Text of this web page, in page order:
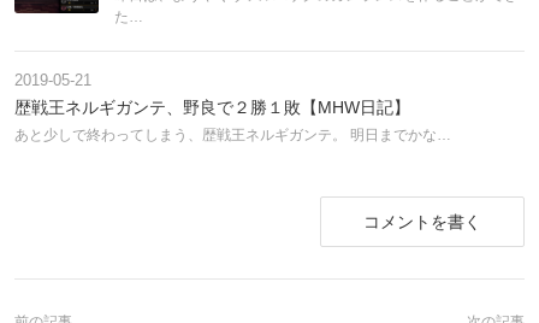
た…
2019-05-21
歴戦王ネルギガンテ、野良で２勝１敗【MHW日記】
あと少しで終わってしまう、歴戦王ネルギガンテ。 明日までかな…
コメントを書く